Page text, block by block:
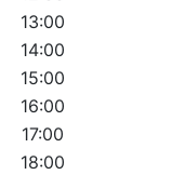
13:00
14:00
15:00
16:00
17:00
18:00